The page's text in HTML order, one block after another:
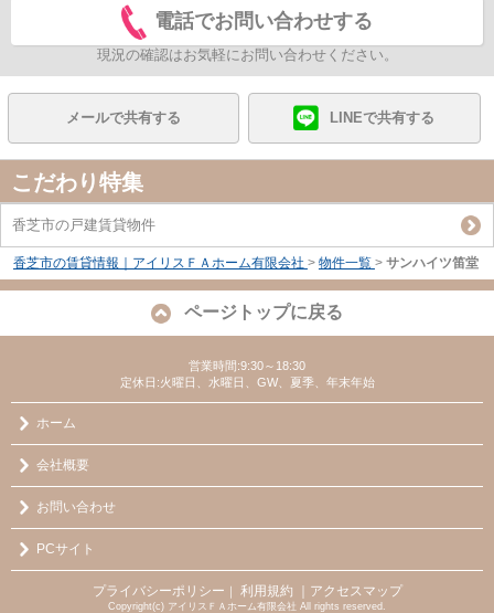
電話でお問い合わせする
現況の確認はお気軽にお問い合わせください。
メールで共有する LINEで共有する
こだわり特集
香芝市の戸建賃貸物件
香芝市の賃貸情報｜アイリスＦＡホーム有限会社 > 物件一覧 > サンハイツ笛堂
ページトップに戻る
営業時間:9:30～18:30
定休日:火曜日、水曜日、GW、夏季、年末年始
ホーム
会社概要
お問い合わせ
PCサイト
プライバシーポリシー ｜ 利用規約 ｜アクセスマップ
Copyright(c) アイリスＦＡホーム有限会社 All rights reserved.